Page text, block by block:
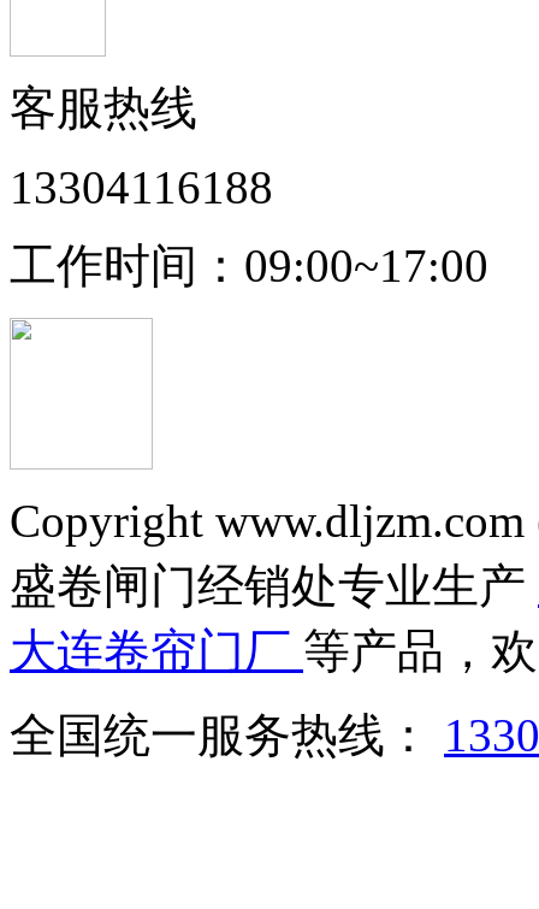
客服热线
13304116188
工作时间：09:00~17:00
Copyright
盛卷闸门经销处专业生产
大连卷帘门厂 等产品，
全国统一服务热线：